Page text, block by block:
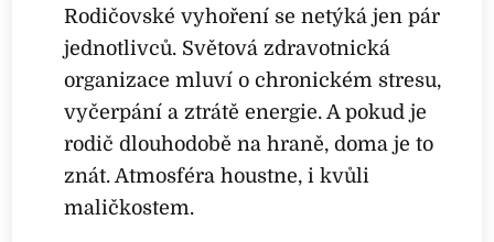
Rodičovské vyhoření se netýká jen pár
jednotlivců. Světová zdravotnická
organizace mluví o chronickém stresu,
vyčerpání a ztrátě energie. A pokud je
rodič dlouhodobě na hraně, doma je to
znát. Atmosféra houstne, i kvůli
maličkostem.